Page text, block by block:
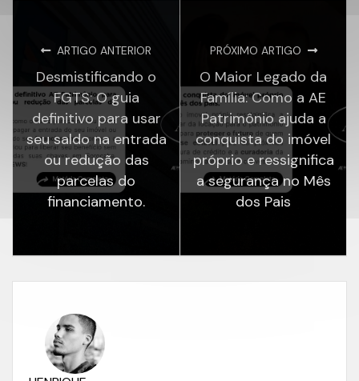
ARTIGO ANTERIOR
Desmistificando o
FGTS: O guia
definitivo para usar
seu saldo na entrada
ou redução das
parcelas do
financiamento.
PRÓXIMO ARTIGO
O Maior Legado da
Família: Como a AE
Patrimônio ajuda a
conquista do imóvel
próprio e ressignifica
a segurança no Mês
dos Pais